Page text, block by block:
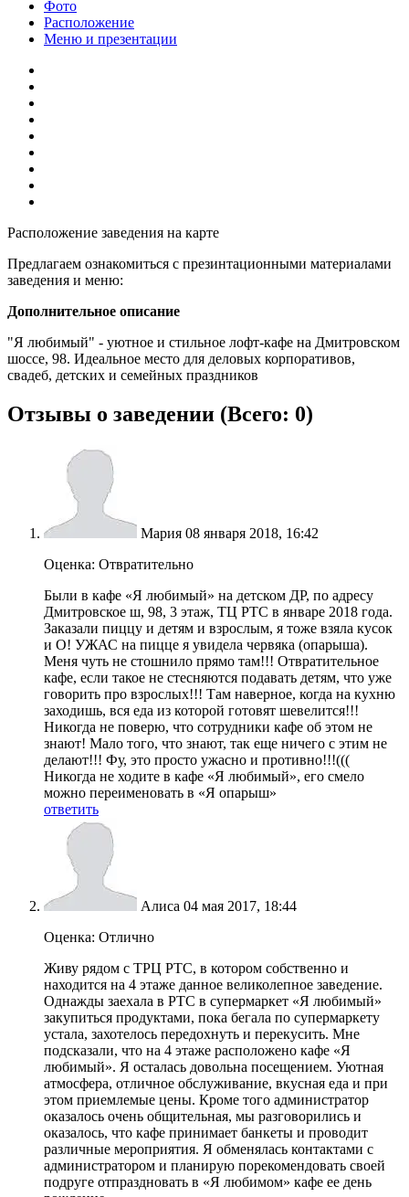
Фото
Расположение
Меню и презентации
Расположение заведения на карте
Предлагаем ознакомиться с презинтационными материалами
заведения и меню:
Дополнительное описание
"Я любимый" - уютное и стильное лофт-кафе на Дмитровском
шоссе, 98. Идеальное место для деловых корпоративов,
свадеб, детских и семейных праздников
Отзывы о заведении (Всего: 0)
Мария 08 января 2018, 16:42
Оценка: Отвратительно
Были в кафе «Я любимый» на детском ДР, по адресу
Дмитровское ш, 98, 3 этаж, ТЦ РТС в январе 2018 года.
Заказали пиццу и детям и взрослым, я тоже взяла кусок
и О! УЖАС на пицце я увидела червяка (опарыша).
Меня чуть не стошнило прямо там!!! Отвратительное
кафе, если такое не стесняются подавать детям, что уже
говорить про взрослых!!! Там наверное, когда на кухню
заходишь, вся еда из которой готовят шевелится!!!
Никогда не поверю, что сотрудники кафе об этом не
знают! Мало того, что знают, так еще ничего с этим не
делают!!! Фу, это просто ужасно и противно!!!(((
Никогда не ходите в кафе «Я любимый», его смело
можно переименовать в «Я опарыш»
ответить
Алиса 04 мая 2017, 18:44
Оценка: Отлично
Живу рядом с ТРЦ РТС, в котором собственно и
находится на 4 этаже данное великолепное заведение.
Однажды заехала в РТС в супермаркет «Я любимый»
закупиться продуктами, пока бегала по супермаркету
устала, захотелось передохнуть и перекусить. Мне
подсказали, что на 4 этаже расположено кафе «Я
любимый». Я осталась довольна посещением. Уютная
атмосфера, отличное обслуживание, вкусная еда и при
этом приемлемые цены. Кроме того администратор
оказалось очень общительная, мы разговорились и
оказалось, что кафе принимает банкеты и проводит
различные мероприятия. Я обменялась контактами с
администратором и планирую порекомендовать своей
подруге отпраздновать в «Я любимом» кафе ее день